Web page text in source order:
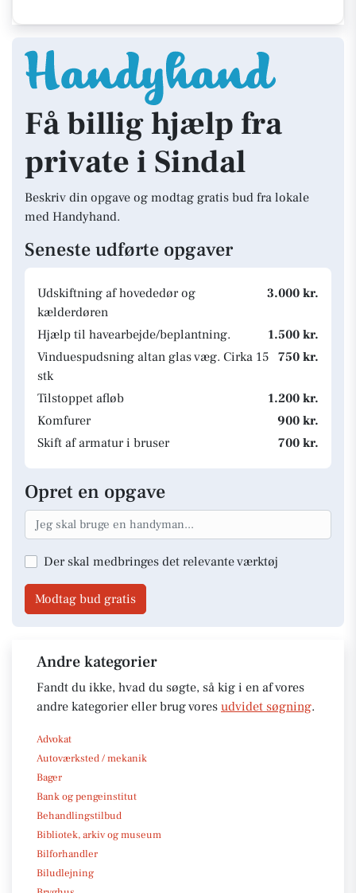
Få billig hjælp fra
private i Sindal
Beskriv din opgave og modtag gratis bud fra lokale
med Handyhand.
Seneste udførte opgaver
Udskiftning af hovededør og
kælderdøren
3.000 kr.
Hjælp til havearbejde/beplantning.
1.500 kr.
Vinduespudsning altan glas væg. Cirka 15
stk
750 kr.
Tilstoppet afløb
1.200 kr.
Komfurer
900 kr.
Skift af armatur i bruser
700 kr.
Opret en opgave
Der skal medbringes det relevante værktøj
Modtag bud gratis
Andre kategorier
Fandt du ikke, hvad du søgte, så kig i en af vores
andre kategorier eller brug vores udvidet søgning.
Advokat
Autoværksted / mekanik
Bager
Bank og pengeinstitut
Behandlingstilbud
Bibliotek, arkiv og museum
Bilforhandler
Biludlejning